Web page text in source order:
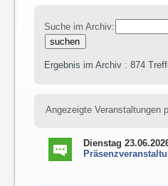
Suche im Archiv:
Ergebnis im Archiv : 874
Angezeigte Veranstaltungen
Dienstag